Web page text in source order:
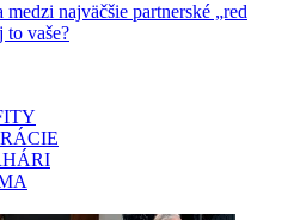
najväčšie partnerské „red
to vaše?